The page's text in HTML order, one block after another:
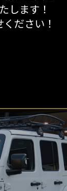
します！
ださい！